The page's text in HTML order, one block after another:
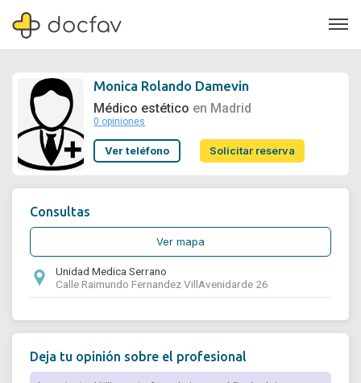
Soporte
Monica Rolando Damevin
Médico estético en Madrid
0 opiniones
Ver teléfono Solicitar reserva
Consultas
Ver mapa
Unidad Medica Serrano
Calle Raimundo Fernandez VillAvenidarde 26
Deja tu opinión sobre el profesional